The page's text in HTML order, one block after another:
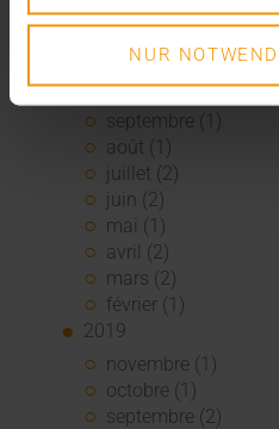
NUR
janvier (1)
2020
décembre (3)
novembre (1)
septembre (1)
août (1)
juillet (2)
juin (2)
mai (1)
avril (2)
mars (2)
février (1)
2019
novembre (1)
octobre (1)
septembre (2)